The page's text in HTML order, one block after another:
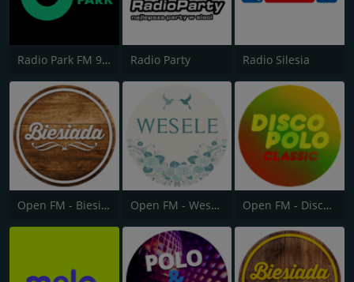
Radio Park FM 93.9 Radio Party Radio Silesia
Open FM - Biesiada Open FM - Wesele Open FM - Disco Polo Classic